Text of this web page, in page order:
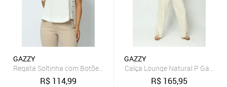
GAZZY
Regata Soltinha com Botões Off White G Gazzy
R$ 114,99
GAZZY
Calça Lounge Natural P Gazzy
R$ 165,95